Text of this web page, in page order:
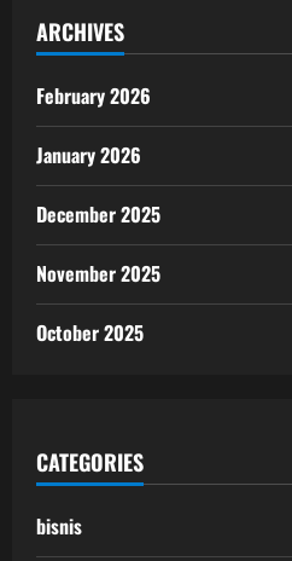
ARCHIVES
February 2026
January 2026
December 2025
November 2025
October 2025
CATEGORIES
bisnis